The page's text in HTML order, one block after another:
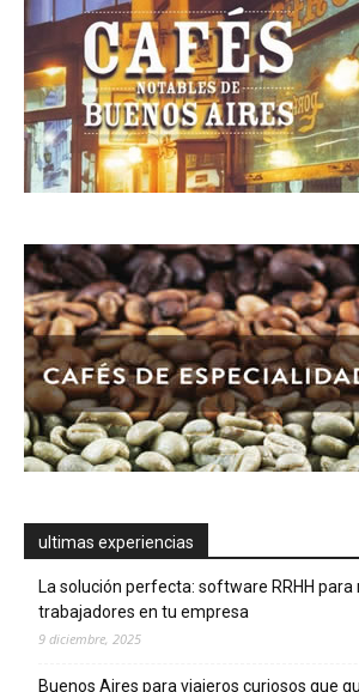
ultimas experiencias
La solución perfecta: software RRHH
trabajadores en tu empresa
9 diciembre, 2025
Buenos Aires para viajeros curiosos que